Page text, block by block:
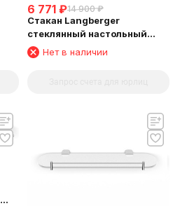
6 771 ₽14 900 ₽
Стакан Langberger
стеклянный настольный
круглый матовый 23013A
Нет в наличии